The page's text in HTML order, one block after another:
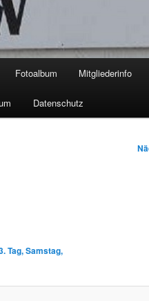
Fotoalbum Mitgliederinfo
Datenschutz
Tag, Samstag,